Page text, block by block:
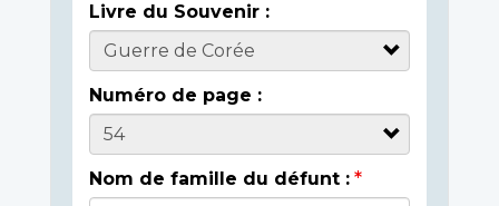
Livre du Souvenir :
Numéro de page :
Nom de famille du défunt :